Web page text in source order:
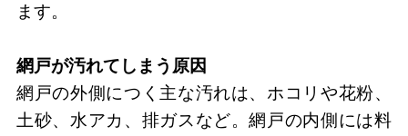
ます。
網戸が汚れてしまう原因
網戸の外側につく主な汚れは、ホコリや花粉、
土砂、水アカ、排ガスなど。網戸の内側には料